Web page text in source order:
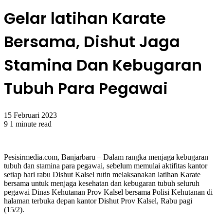
Gelar latihan Karate
Bersama, Dishut Jaga
Stamina Dan Kebugaran
Tubuh Para Pegawai
15 Februari 2023
9 1 minute read
Pesisirmedia.com, Banjarbaru – Dalam rangka menjaga kebugaran
tubuh dan stamina para pegawai, sebelum memulai aktifitas kantor
setiap hari rabu Dishut Kalsel rutin melaksanakan latihan Karate
bersama untuk menjaga kesehatan dan kebugaran tubuh seluruh
pegawai Dinas Kehutanan Prov Kalsel bersama Polisi Kehutanan di
halaman terbuka depan kantor Dishut Prov Kalsel, Rabu pagi
(15/2).